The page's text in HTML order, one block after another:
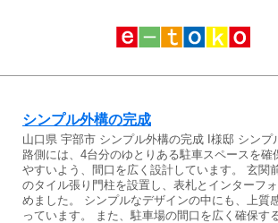
シンプル外構の完成
山口県 宇部市 シンプル外構の完成 I様邸 シンプ
路側には、4台分のゆとりある駐車スペースを確
やすいよう、間口を広く設計しています。 玄関
のタイル張り門柱を設置し、表札とインターフ
めました。 シンプルなデザインの中にも、上質
っています。 また、駐車場の間口を広く確保す